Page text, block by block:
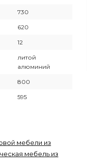
730
620
12
литой
алюминий
800
595
мебели из
мебель из